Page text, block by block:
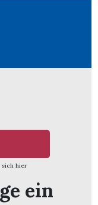
sich hier
ein